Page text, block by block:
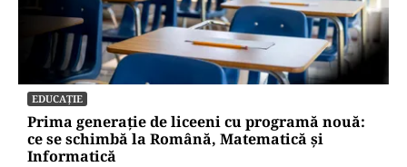
EDUCAȚIE
Prima generație de liceeni cu programă nouă:
ce se schimbă la Română, Matematică și
Informatică